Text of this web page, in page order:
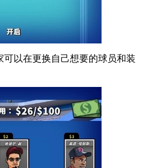
以在更换自己想要的球员和装